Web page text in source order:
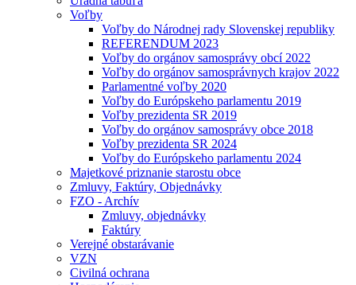
Voľby
Voľby do Národnej rady Slovenskej republiky
REFERENDUM 2023
Voľby do orgánov samosprávy obcí 2022
Voľby do orgánov samosprávnych krajov 2022
Parlamentné voľby 2020
Voľby do Európskeho parlamentu 2019
Voľby prezidenta SR 2019
Voľby do orgánov samosprávy obce 2018
Voľby prezidenta SR 2024
Voľby do Európskeho parlamentu 2024
Majetkové priznanie starostu obce
Zmluvy, Faktúry, Objednávky
FZO - Archív
Zmluvy, objednávky
Faktúry
Verejné obstarávanie
VZN
Civilná ochrana